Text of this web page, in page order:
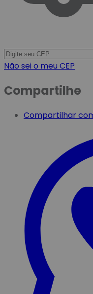
Não sei o meu CEP
Compartilhe
Compartilhar